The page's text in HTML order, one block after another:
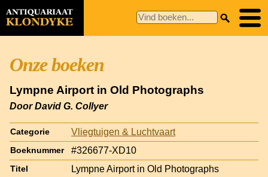
Onze boeken
Lympne Airport in Old Photographs
Door David G. Collyer
Categorie Vliegtuigen & Luchtvaart
Boeknummer #326677-XD10
Titel Lympne Airport in Old Photographs